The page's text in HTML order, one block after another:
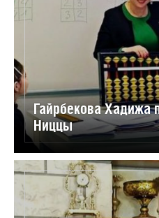
Гайрбекова Хадижа
Ниццы